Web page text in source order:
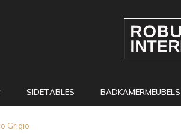
SIDETABLES BADKAMERMEUBELS
Grigio